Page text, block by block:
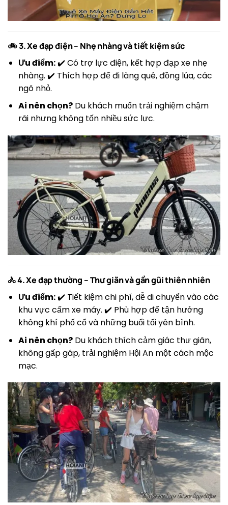
🚲 3. Xe đạp điện – Nhẹ nhàng và tiết kiệm sức
Ưu điểm:✔️ Có trợ lực điện, kết hợp đạp xe nhẹ
nhàng. ✔️ Thích hợp để đi làng quê, đồng lúa, các
ngõ nhỏ.
Ai nên chọn?Du khách muốn trải nghiệm chậm
rãi nhưng không tốn nhiều sức lực.
🚴 4. Xe đạp thường – Thư giãn và gần gũi thiên nhiên
Ưu điểm:✔️ Tiết kiệm chi phí, dễ di chuyển vào các
khu vực cấm xe máy. ✔️ Phù hợp để tận hưởng
không khí phố cổ và những buổi tối yên bình.
Ai nên chọn?Du khách thích cảm giác thư giãn,
không gấp gáp, trải nghiệm Hội An một cách mộc
mạc.